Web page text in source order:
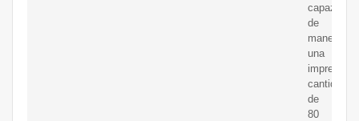
capaz
de
manejar
una
cantidad
de
80